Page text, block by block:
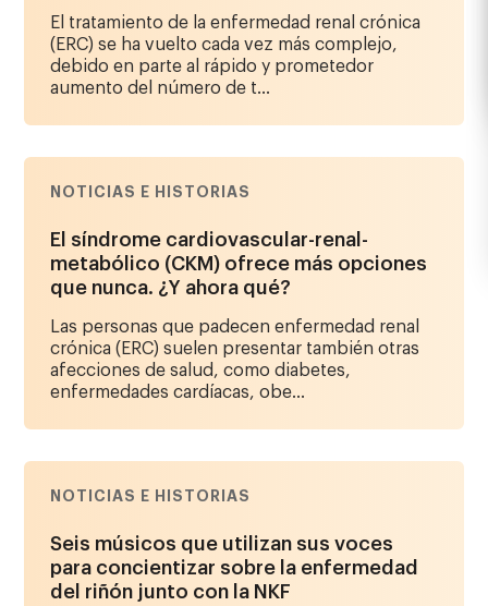
El tratamiento de la enfermedad renal crónica
(ERC) se ha vuelto cada vez más complejo,
debido en parte al rápido y prometedor
aumento del número de t...
NOTICIAS E HISTORIAS
El síndrome cardiovascular-renal-
metabólico (CKM) ofrece más opciones
que nunca. ¿Y ahora qué?
Las personas que padecen enfermedad renal
crónica (ERC) suelen presentar también otras
afecciones de salud, como diabetes,
enfermedades cardíacas, obe...
NOTICIAS E HISTORIAS
Seis músicos que utilizan sus voces
para concientizar sobre la enfermedad
del riñón junto con la NKF